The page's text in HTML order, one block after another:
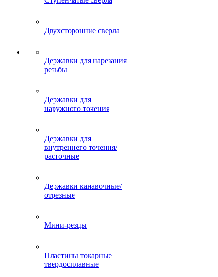
Двухсторонние сверла
Державки для нарезания
резьбы
Державки для
наружного точения
Державки для
внутреннего точения/
расточные
Державки канавочные/
отрезные
Мини-резцы
Пластины токарные
твердосплавные